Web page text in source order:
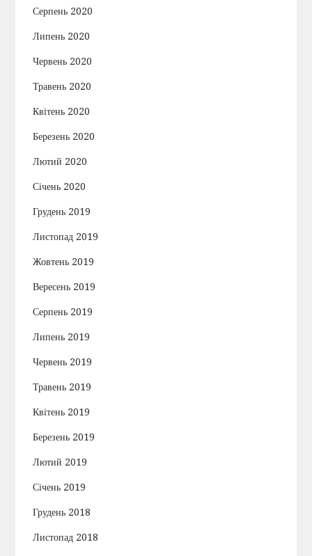
Серпень 2020
Липень 2020
Червень 2020
Травень 2020
Квітень 2020
Березень 2020
Лютий 2020
Січень 2020
Грудень 2019
Листопад 2019
Жовтень 2019
Вересень 2019
Серпень 2019
Липень 2019
Червень 2019
Травень 2019
Квітень 2019
Березень 2019
Лютий 2019
Січень 2019
Грудень 2018
Листопад 2018